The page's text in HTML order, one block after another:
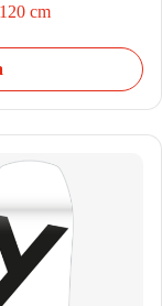
cm